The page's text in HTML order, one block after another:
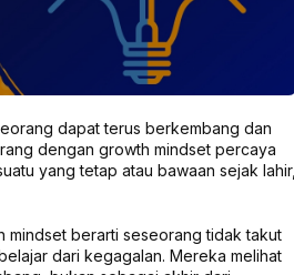
dapat terus berkembang dan
dengan growth mindset percaya
yang tetap atau bawaan sejak lahir,
mindset berarti seseorang tidak takut
dari kegagalan. Mereka melihat